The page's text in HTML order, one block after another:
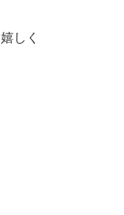
しく